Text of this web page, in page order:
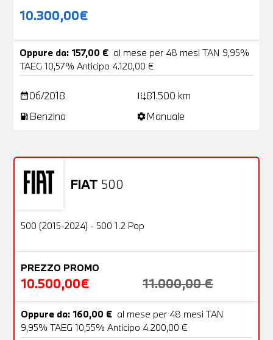
10.300,00€
Oppure da: 157,00 € al mese per 48 mesi TAN 9,95%
TAEG 10,57% Anticipo 4.120,00 €
date_range06/2018 add_road81.500 km
local_gas_station Benzina settingsManuale
FIAT 500
OFFERTA
Usato
500 (2015-2024) - 500 1.2 Pop
PREZZO PROMO
10.500,00€ 11.000,00 €
Oppure da: 160,00 € al mese per 48 mesi TAN
9,95% TAEG 10,55% Anticipo 4.200,00 €